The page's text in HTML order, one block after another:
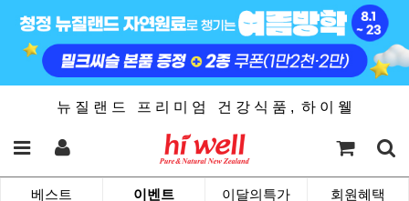
뉴 질 랜 드 프 리 미 엄 건 강 식 품 , 하 이 웰
베스트 이벤트 이달의특가 회원혜택